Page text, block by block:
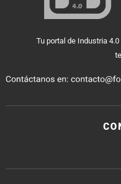
Tu portal de Industria